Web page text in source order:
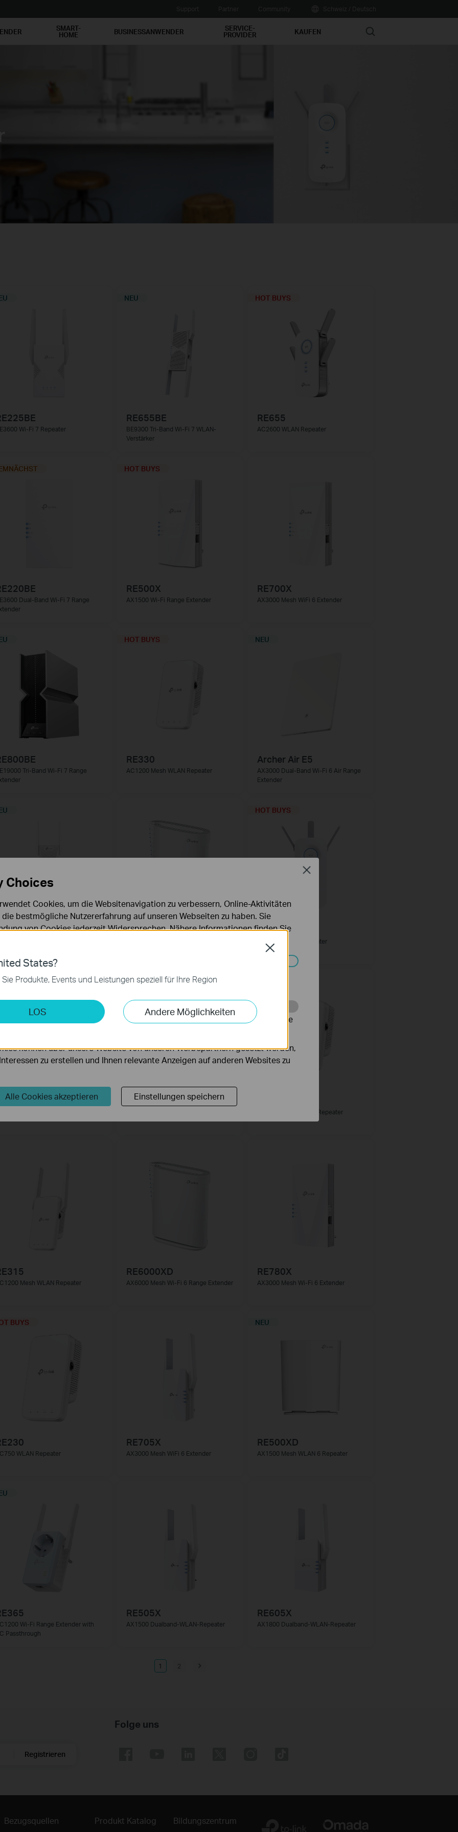
SMART-
HOME BUSINESSANWENDER SERVICE-
PROVIDER KAUFEN Search
Wi-Fi 7 Repeater
NEU
RE655BE
BE9300 Tri-Band Wi-Fi 7 WLAN-
Verstärker
HOT BUYS
RE655
AC2600 WLAN Repeater
Dual-Band Wi-Fi 7 Range
HOT BUYS
RE500X
AX1500 Wi-Fi Range Extender
RE700X
AX3000 Mesh WiFi 6 Extender
Tri-Band Wi-Fi 7 Range
HOT BUYS
RE330
AC1200 Mesh WLAN Repeater
NEU
Archer Air E5
AX3000 Dual-Band Wi-Fi 6 Air Range
Extender
RE900XD
HOT BUYS
RE550
AC1900 WLAN-Repeater
RE3000X
AC1200 Mesh WLAN Repeater
Mesh WLAN Repeater
RE6000XD
AX6000 Mesh Wi-Fi 6 Range Extender
RE780X
AX3000 Mesh Wi-Fi 6 Extender
BUYS
WLAN Repeater
RE705X
AX3000 Mesh WiFi 6 Extender
NEU
RE500XD
AX1500 Mesh WLAN 6 Repeater
Wi-Fi Range Extender with
Passthrough
RE505X
AX1500 Dualband-WLAN-Repeater
RE605X
AX1800 Dualband-WLAN-Repeater
1 2
Registrieren
Folge uns
Bezugsquellen Produkt Katalog Bildungszentrum
States?
Produkte, Events und Leistungen speziell für Ihre Region
LOS Andere Möglichkeiten
Close
Choices
Cookies, um die Websitenavigation zu verbessern, Online-Aktivitäten
bestmögliche Nutzererfahrung auf unseren Webseiten zu haben. Sie
von Cookies jederzeit Widersprechen. Nähere Informationen finden Sie
Cookies
es uns, Ihre Aktivitäten auf unserer Website zu analysieren, um die
können über unsere Website von unseren Werbepartnern gesetzt werden,
zu erstellen und Ihnen relevante Anzeigen auf anderen Websites zu
Alle Cookies akzeptieren Einstellungen speichern
Close